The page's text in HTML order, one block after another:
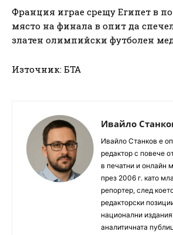
Франция играе срещу Египет в
място на финала в опит да
златен олимпийски футболен
Източник: БТА
Ивайло
Ивайло Станков е
редактор с повече
в печатни и онлайн
през 2006 г. като
репортер, след
редакторски
национални
аналитичната